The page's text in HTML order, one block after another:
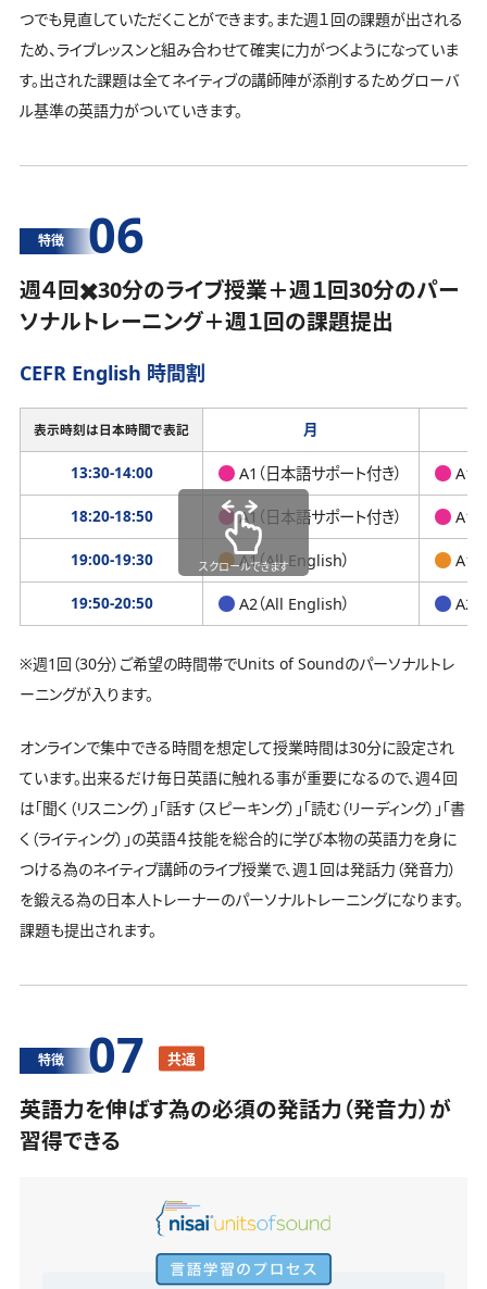
つでも見直していただくことができます。また週１回の課題が出される
ため、ライブレッスンと組み合わせて確実に力がつくようになっていま
す。出された課題は全てネイティブの講師陣が添削するためグローバ
ル基準の英語力がついていきます。
特徴 06
週４回✖️30分のライブ授業＋週１回30分のパー
ソナルトレーニング＋週１回の課題提出
CEFR English 時間割
表示時刻は日本時間で表記 月
13:30-14:00 A1（日本語サポート付き） A1
18:20-18:50 A1（日本語サポート付き） A1
19:00-19:30 A1（All English） A1
19:50-20:50 A2（All English） A2
スクロールできます
※週1回（30分）ご希望の時間帯でUnits of Soundのパーソナルトレ
ーニングが入ります。
オンラインで集中できる時間を想定して授業時間は30分に設定され
ています。出来るだけ毎日英語に触れる事が重要になるので、週４回
は「聞く（リスニング）」「話す（スピーキング）」「読む（リーディング）」「書
く（ライティング）」の英語４技能を総合的に学び本物の英語力を身に
つける為のネイティブ講師のライブ授業で、週１回は発話力（発音力）
を鍛える為の日本人トレーナーのパーソナルトレーニングになります。
課題も提出されます。
特徴 07 共通
英語力を伸ばす為の必須の発話力（発音力）が
習得できる